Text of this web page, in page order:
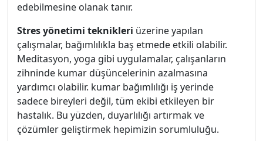
edebilmesine olanak tanır.
Stres yönetimi teknikleri üzerine yapılan
çalışmalar, bağımlılıkla baş etmede etkili olabilir.
Meditasyon, yoga gibi uygulamalar, çalışanların
zihninde kumar düşüncelerinin azalmasına
yardımcı olabilir. kumar bağımlılığı iş yerinde
sadece bireyleri değil, tüm ekibi etkileyen bir
hastalık. Bu yüzden, duyarlılığı artırmak ve
çözümler geliştirmek hepimizin sorumluluğu.